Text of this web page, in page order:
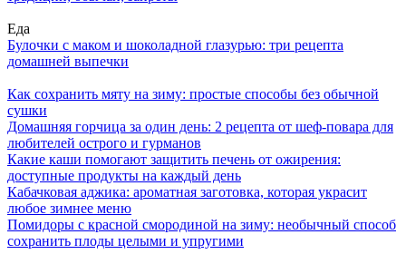
Еда
Булочки с маком и шоколадной глазурью: три рецепта
домашней выпечки
Как сохранить мяту на зиму: простые способы без обычной
сушки
Домашняя горчица за один день: 2 рецепта от шеф-повара для
любителей острого и гурманов
Какие каши помогают защитить печень от ожирения:
доступные продукты на каждый день
Кабачковая аджика: ароматная заготовка, которая украсит
любое зимнее меню
Помидоры с красной смородиной на зиму: необычный способ
сохранить плоды целыми и упругими